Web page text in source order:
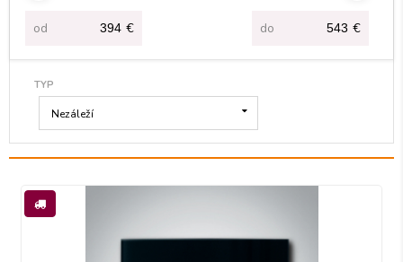
od € do €
TYP
Nezáleží